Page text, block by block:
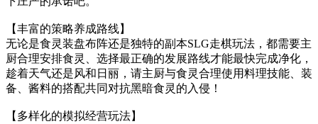
【丰富的策略养成路线】
无论是食灵装盘布阵还是独特的副本SLG走棋玩法，都需要主
厨合理安排食灵、选择最正确的发展路线才能最快完成净化，
趁着天气还是风和日丽，请主厨与食灵合理使用料理技能、装
备、酱料的搭配共同对抗黑暗食灵的入侵！
【多样化的模拟经营玩法】